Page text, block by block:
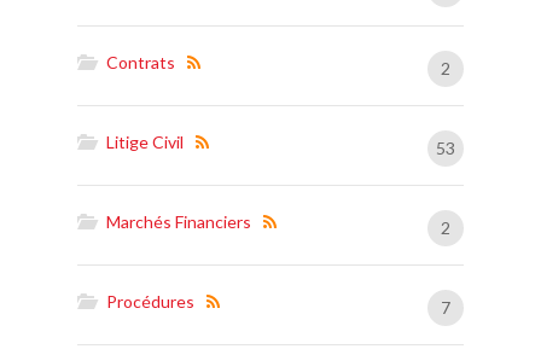
Contrats 2
Litige Civil 53
Marchés Financiers 2
Procédures 7